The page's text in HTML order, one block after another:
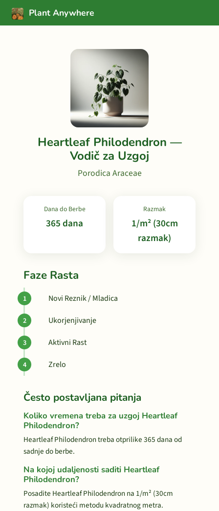
Plant Anywhere
Heartleaf Philodendron —
Vodič za Uzgoj
Porodica Araceae
Dana do Berbe
365 dana
Razmak
1/m² (30cm
razmak)
Faze Rasta
Novi Reznik / Mladica
Ukorjenjivanje
Aktivni Rast
Zrelo
Često postavljana pitanja
Koliko vremena treba za uzgoj Heartleaf
Philodendron?
Heartleaf Philodendron treba otprilike 365 dana od
sadnje do berbe.
Na kojoj udaljenosti saditi Heartleaf
Philodendron?
Posadite Heartleaf Philodendron na 1/m² (30cm
razmak) koristeći metodu kvadratnog metra.